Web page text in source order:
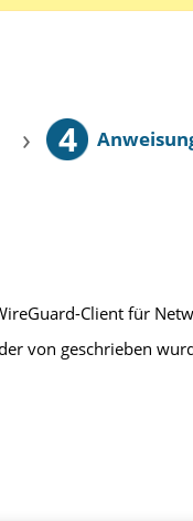
› 4
Client für
von geschrieben